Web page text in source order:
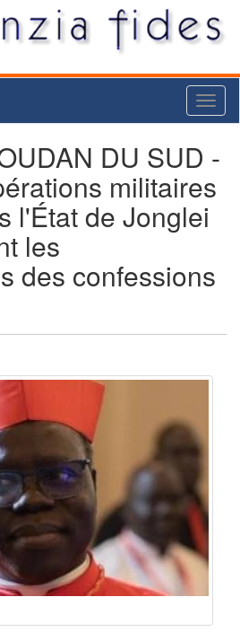
DU SUD -
militaires
l'État de Jonglei
les
des confessions